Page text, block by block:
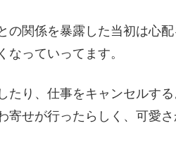
の関係を暴露した当初は心
っていってます。
たり、仕事をキャンセルす
寄せが行ったらしく、可愛